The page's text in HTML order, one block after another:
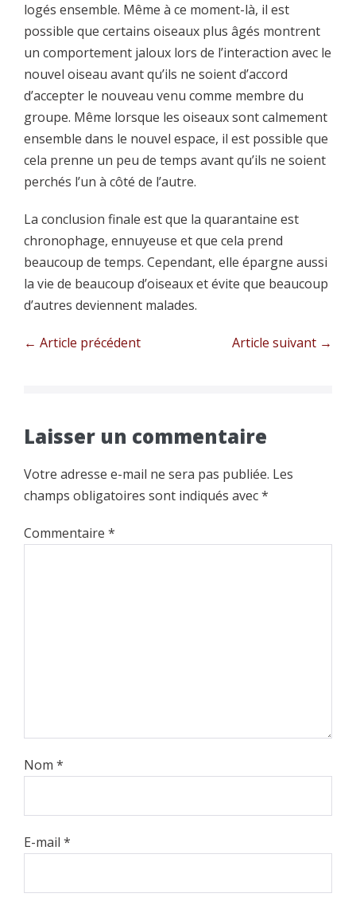
logés ensemble. Même à ce moment-là, il est
possible que certains oiseaux plus âgés montrent
un comportement jaloux lors de l’interaction avec le
nouvel oiseau avant qu’ils ne soient d’accord
d’accepter le nouveau venu comme membre du
groupe. Même lorsque les oiseaux sont calmement
ensemble dans le nouvel espace, il est possible que
cela prenne un peu de temps avant qu’ils ne soient
perchés l’un à côté de l’autre.
La conclusion finale est que la quarantaine est
chronophage, ennuyeuse et que cela prend
beaucoup de temps. Cependant, elle épargne aussi
la vie de beaucoup d’oiseaux et évite que beaucoup
d’autres deviennent malades.
Navigation
← Article précédent Article suivant →
Laisser un commentaire
Votre adresse e-mail ne sera pas publiée. Les
champs obligatoires sont indiqués avec*
Commentaire *
Nom *
E-mail *